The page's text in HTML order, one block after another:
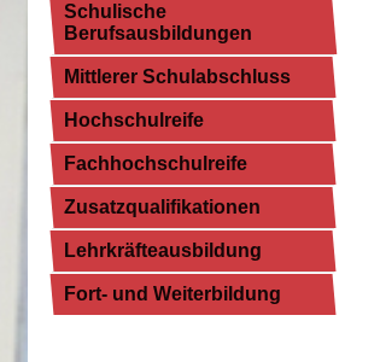
Schulische
Berufsausbildungen
Mittlerer Schulabschluss
Hochschulreife
Fachhochschulreife
Zusatzqualifikationen
Lehrkräfteausbildung
Fort- und Weiterbildung